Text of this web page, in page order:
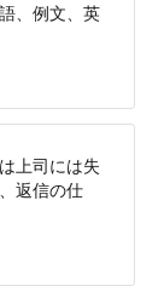
、例文、英
上司には失
返信の仕